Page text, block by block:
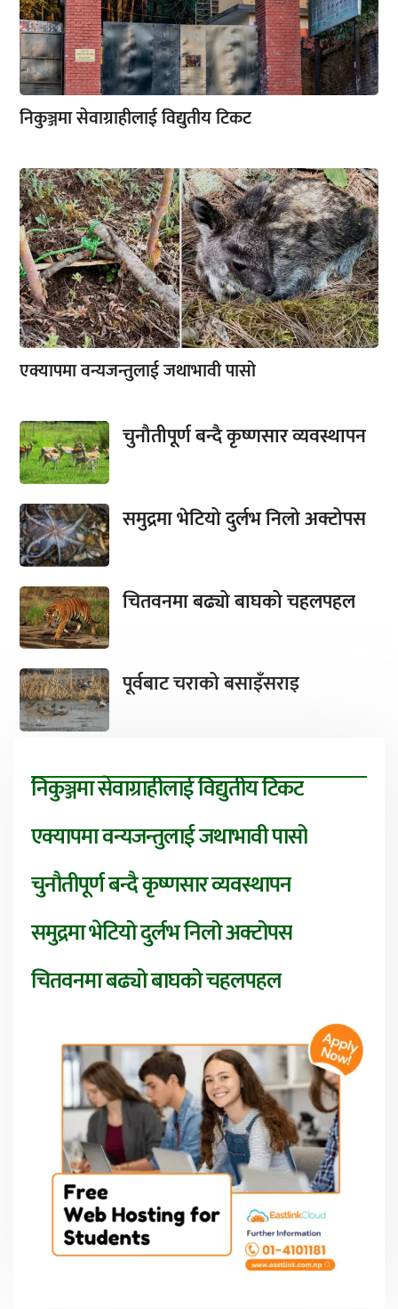
निकुञ्जमा सेवाग्राहीलाई विद्युतीय टिकट
एक्यापमा वन्यजन्तुलाई जथाभावी पासो
चुनौतीपूर्ण बन्दै कृष्णसार व्यवस्थापन
समुद्रमा भेटियो दुर्लभ निलो अक्टोपस
चितवनमा बढ्यो बाघको चहलपहल
पूर्वबाट चराको बसाइँसराइ
निकुञ्जमा सेवाग्राहीलाई विद्युतीय टिकट
एक्यापमा वन्यजन्तुलाई जथाभावी पासो
चुनौतीपूर्ण बन्दै कृष्णसार व्यवस्थापन
समुद्रमा भेटियो दुर्लभ निलो अक्टोपस
चितवनमा बढ्यो बाघको चहलपहल